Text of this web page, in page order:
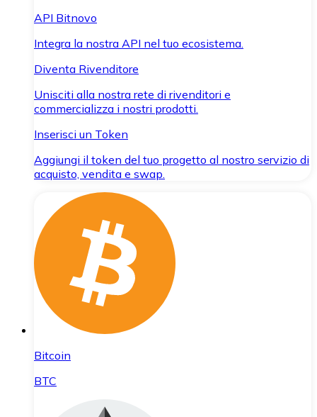
API Bitnovo
Integra la nostra API nel tuo ecosistema.
Diventa Rivenditore
Unisciti alla nostra rete di rivenditori e
commercializza i nostri prodotti.
Inserisci un Token
Aggiungi il token del tuo progetto al nostro servizio di
acquisto, vendita e swap.
Bitcoin
BTC